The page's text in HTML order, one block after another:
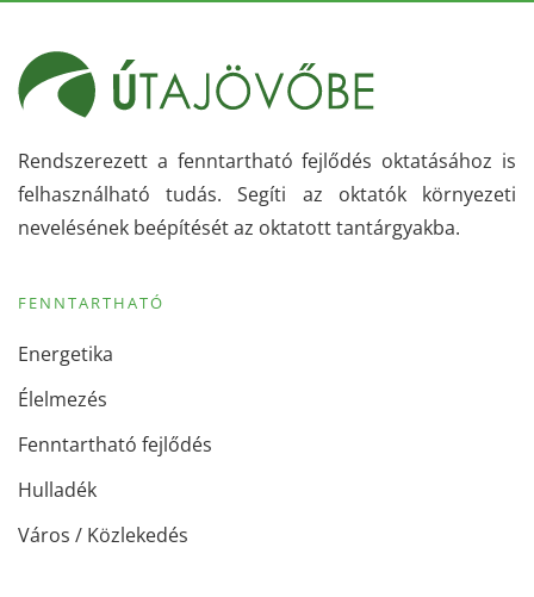
Rendszerezett a fenntartható fejlődés oktatásához is
felhasználható tudás. Segíti az oktatók környezeti
nevelésének beépítését az oktatott tantárgyakba.
FENNTARTHATÓ
Energetika
Élelmezés
Fenntartható fejlődés
Hulladék
Város / Közlekedés